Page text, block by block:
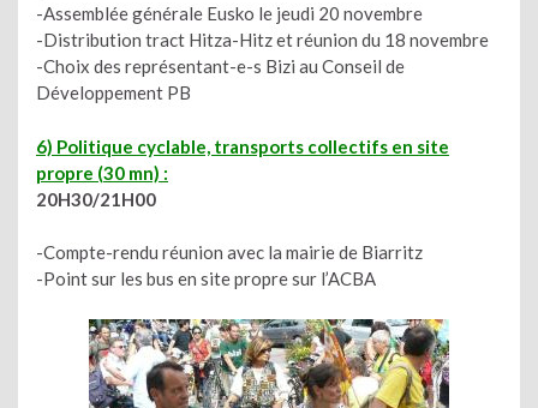
-Assemblée générale Eusko le jeudi 20 novembre
-Distribution tract Hitza-Hitz et réunion du 18 novembre
-Choix des représentant-e-s Bizi au Conseil de
Développement PB
6) Politique cyclable, transports collectifs en site
propre (30 mn) :
20H30/21H00
-Compte-rendu réunion avec la mairie de Biarritz
-Point sur les bus en site propre sur l’ACBA